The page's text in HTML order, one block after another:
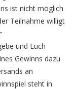
ist nicht möglich
Teilnahme willigt
und Euch
Gewinns dazu
an
steht in